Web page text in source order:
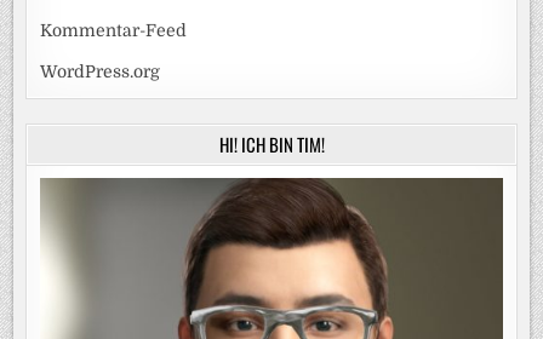
Kommentar-Feed
WordPress.org
HI! ICH BIN TIM!